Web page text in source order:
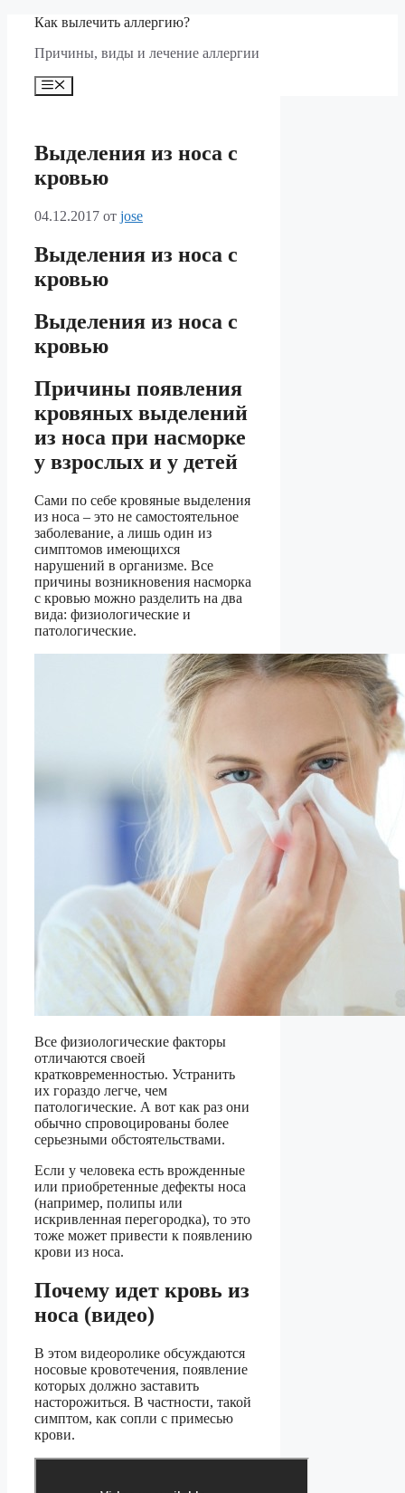
Перейти
содержимому
Как вылечить аллергию?
Причины, виды и лечение аллергии
Меню
Выделения из носа с
кровью
04.12.2017 от jose
Выделения из носа с
кровью
Выделения из носа с
кровью
Причины появления
кровяных выделений
из носа при насморке
у взрослых и у детей
Сами по себе кровяные выделения
из носа – это не самостоятельное
заболевание, а лишь один из
симптомов имеющихся
нарушений в организме. Все
причины возникновения насморка
с кровью можно разделить на два
вида: физиологические и
патологические.
Все физиологические факторы
отличаются своей
кратковременностью. Устранить
их гораздо легче, чем
патологические. А вот как раз они
обычно спровоцированы более
серьезными обстоятельствами.
Если у человека есть врожденные
или приобретенные дефекты носа
(например, полипы или
искривленная перегородка), то это
тоже может привести к появлению
крови из носа.
Почему идет кровь из
носа (видео)
В этом видеоролике обсуждаются
носовые кровотечения, появление
которых должно заставить
насторожиться. В частности, такой
симптом, как сопли с примесью
крови.